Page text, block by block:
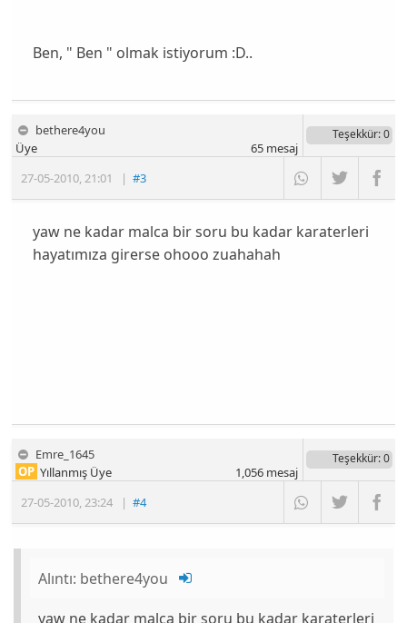
Ben, " Ben " olmak istiyorum :D..
bethere4you
27-05-2010,21:01 |#3
Üye
Teşekkür: 0
65mesaj
yaw ne kadar malca bir soru bu kadar karaterleri
hayatımıza girerse ohooo zuahahah
Emre_1645
27-05-2010,23:24 |#4
OP Yıllanmış Üye
Teşekkür: 0
1,056mesaj
Alıntı: bethere4you
yaw ne kadar malca bir soru bu kadar karaterleri